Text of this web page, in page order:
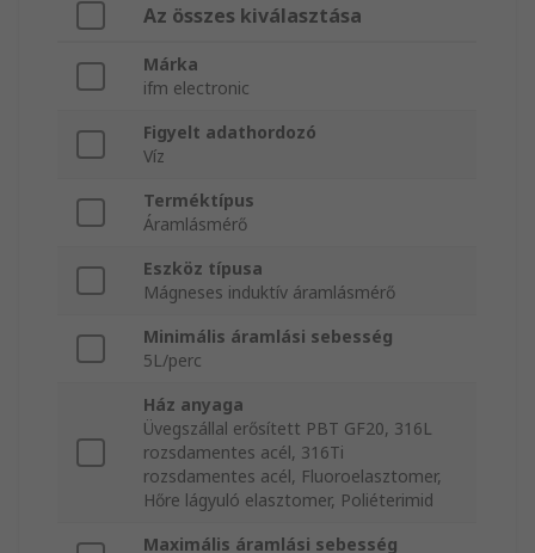
Az összes kiválasztása
Márka
ifm electronic
Figyelt adathordozó
Víz
Terméktípus
Áramlásmérő
Eszköz típusa
Mágneses induktív áramlásmérő
Minimális áramlási sebesség
5L/perc
Ház anyaga
Üvegszállal erősített PBT GF20, 316L
rozsdamentes acél, 316Ti
rozsdamentes acél, Fluoroelasztomer,
Hőre lágyuló elasztomer, Poliéterimid
Maximális áramlási sebesség